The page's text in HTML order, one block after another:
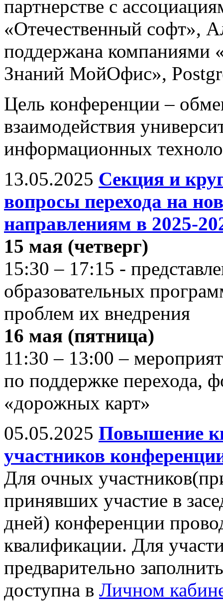
партнерстве с
«Отечественный софт»,
поддержана компаниями
Знаний МойОфис»,
Цель конференции –
взаимодействия
информационных
13.05.2025 Секция и
вопросы перехода на
направлениям в 2025-
15 мая (четверг)
15:30 – 17:15 -
образовательных
проблем их внедрения
16 мая (пятница)
11:30 – 13:00 –
по поддержке перехода,
«дорожных карт»
05.05.2025 Повышение
участников
Для очных
принявших участие в
дней) конференции
квалификации. Для
предварительно
доступна в Личном